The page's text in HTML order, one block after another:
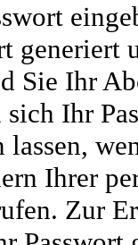
generiert
Sie Ihr
Ihr
Ihrer
Zur